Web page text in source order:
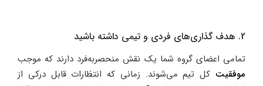
2. هدف گذاری‌های فردی و تیمی داشته باشید
تمامی اعضای گروه شما یک نقش منحصربه‌فرد دارند که موجب
موفقیت کل تیم می‌شوند. زمانی که انتظارات قابل درکی از